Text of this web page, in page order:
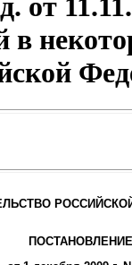
в
ПОСТАНОВЛЕНИЕ